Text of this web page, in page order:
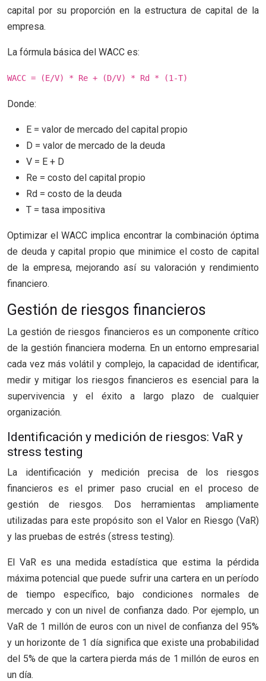
capital por su proporción en la estructura de capital de la
empresa.
La fórmula básica del WACC es:
WACC = (E/V) * Re + (D/V) * Rd * (1-T)
Donde:
E = valor de mercado del capital propio
D = valor de mercado de la deuda
V = E + D
Re = costo del capital propio
Rd = costo de la deuda
T = tasa impositiva
Optimizar el WACC implica encontrar la combinación óptima
de deuda y capital propio que minimice el costo de capital
de la empresa, mejorando así su valoración y rendimiento
financiero.
Gestión de riesgos financieros
La gestión de riesgos financieros es un componente crítico
de la gestión financiera moderna. En un entorno empresarial
cada vez más volátil y complejo, la capacidad de identificar,
medir y mitigar los riesgos financieros es esencial para la
supervivencia y el éxito a largo plazo de cualquier
organización.
Identificación y medición de riesgos: VaR y
stress testing
La identificación y medición precisa de los riesgos
financieros es el primer paso crucial en el proceso de
gestión de riesgos. Dos herramientas ampliamente
utilizadas para este propósito son el Valor en Riesgo (VaR)
y las pruebas de estrés (stress testing).
El VaR es una medida estadística que estima la pérdida
máxima potencial que puede sufrir una cartera en un período
de tiempo específico, bajo condiciones normales de
mercado y con un nivel de confianza dado. Por ejemplo, un
VaR de 1 millón de euros con un nivel de confianza del 95%
y un horizonte de 1 día significa que existe una probabilidad
del 5% de que la cartera pierda más de 1 millón de euros en
un día.